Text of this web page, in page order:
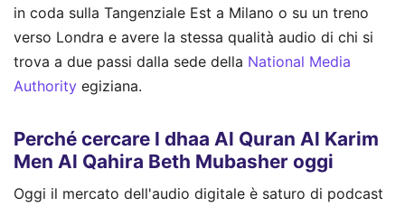
in coda sulla Tangenziale Est a Milano o su un treno
verso Londra e avere la stessa qualità audio di chi si
trova a due passi dalla sede della National Media
Authority egiziana.
Perché cercare I dhaa Al Quran Al Karim
Men Al Qahira Beth Mubasher oggi
Oggi il mercato dell'audio digitale è saturo di podcast